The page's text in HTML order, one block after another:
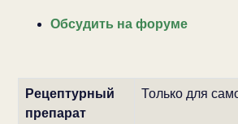
Обсудить на форуме
Рецептурный
препарат
Только для